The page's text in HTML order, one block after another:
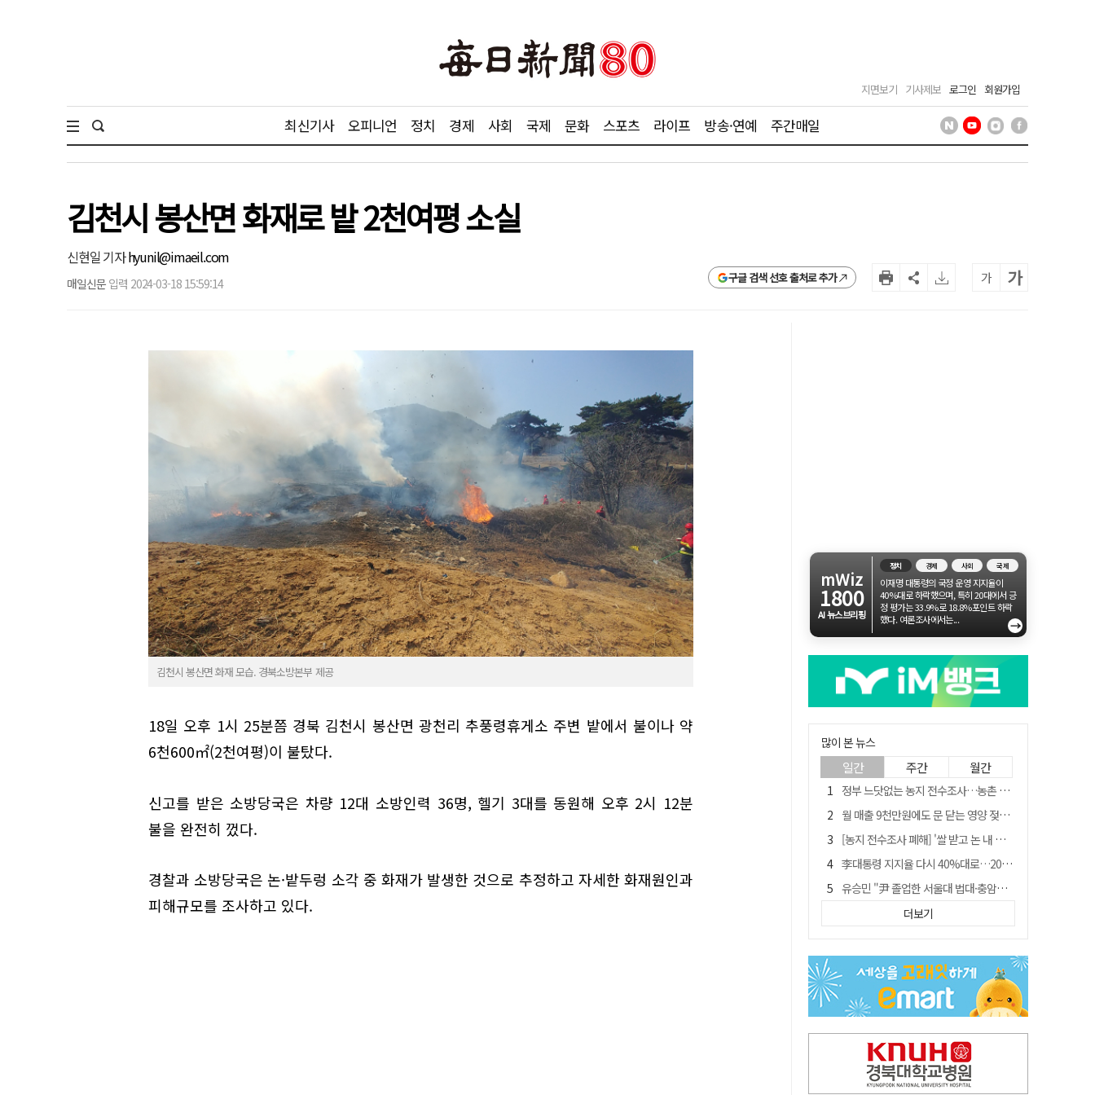
지면보기 기사제보 로그인 회원가입
최신기사 오피니언 정치 경제 사회 국제 문화 스포츠 라이프 방송·연예 주간매일
김천시 봉산면 화재로 밭 2천여평 소실
신현일 기자hyunil@imaeil.com
매일신문 입력 2024-03-18 15:59:14 구글 검색 선호 출처로 추가 가 가
김천시 봉산면 화재 모습. 경북소방본부 제공
18일 오후 1시 25분쯤 경북 김천시 봉산면 광천리 추풍령휴게소 주변 밭에서 불이나 약
6천600㎡(2천여평)이 불탔다.
신고를 받은 소방당국은 차량 12대 소방인력 36명, 헬기 3대를 동원해 오후 2시 12분
불을 완전히 껐다.
경찰과 소방당국은 논·밭두렁 소각 중 화재가 발생한 것으로 추정하고 자세한 화재원인과
피해규모를 조사하고 있다.
mWiz
1800
AI 뉴스브리핑
정치 경제 사회 국제
이재명 대통령의 국정 운영 지지율이
40%대로 하락했으며, 특히 20대에서 긍
정 평가는 33.9%로 18.8%포인트 하락
했다. 여론조사에서는...
→
많이 본 뉴스
일간 주간 월간
정부 느닷없는 농지 전수조사…농촌 들쑤시는 '경자유전'의 칼날
월 매출 9천만원에도 문 닫는 영양 젖소농장… "일할 사람이 없어"
[농지 전수조사 폐해] '쌀 받고 논 내 준' 도지농 이제 어쩌나?
李대통령 지지율 다시 40%대로…20대는 18.8%p 급락
유승민 "尹 졸업한 서울대 법대·충암고도 없애야"…李 육사 통합 직격
[농지 전수조사 폐해] 농지값도 흔들리나…"도지 막히면 헐값 매물 나올 수도"
국민 51.9% "李 대통령 재판 재개 필요하다"
경북 영천시, 9월부터 11월까지 반값 여행 혜택 제공
아쉬운 태클
더보기